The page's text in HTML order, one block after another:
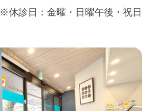
※休診日：金曜・日曜午後・祝日